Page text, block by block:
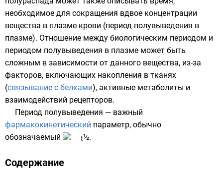
необходимое для сокращения вдвое концентрации
вещества в плазме крови (период полувыведения в
плазме). Отношение между биологическим периодом и
периодом полувыведения в плазме может быть
сложным в зависимости от данного вещества, из-за
факторов, включающих накопления в тканях
(связывание с белками), активные метаболиты и
взаимодействий рецепторов.
Период полувыведения — важный
фармакокинетический параметр, обычно
обозначаемый
½.
Содержание